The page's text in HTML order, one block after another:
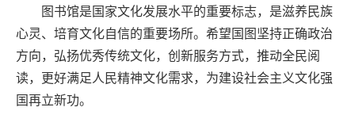
图书馆是国家文化发展水平的重要标志，是滋养民族
心灵、培育文化自信的重要场所。希望国图坚持正确政治
方向，弘扬优秀传统文化，创新服务方式，推动全民阅
读，更好满足人民精神文化需求，为建设社会主义文化强
国再立新功。